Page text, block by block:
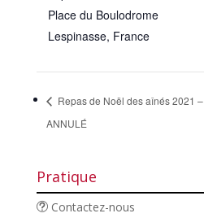
Place du Boulodrome
Lespinasse, France
Repas de Noël des aînés 2021 –
ANNULÉ
Pratique
Contactez-nous